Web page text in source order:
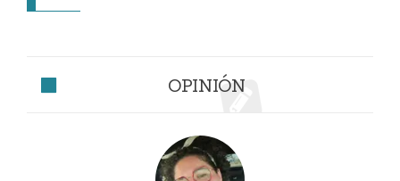
OPINIÓN